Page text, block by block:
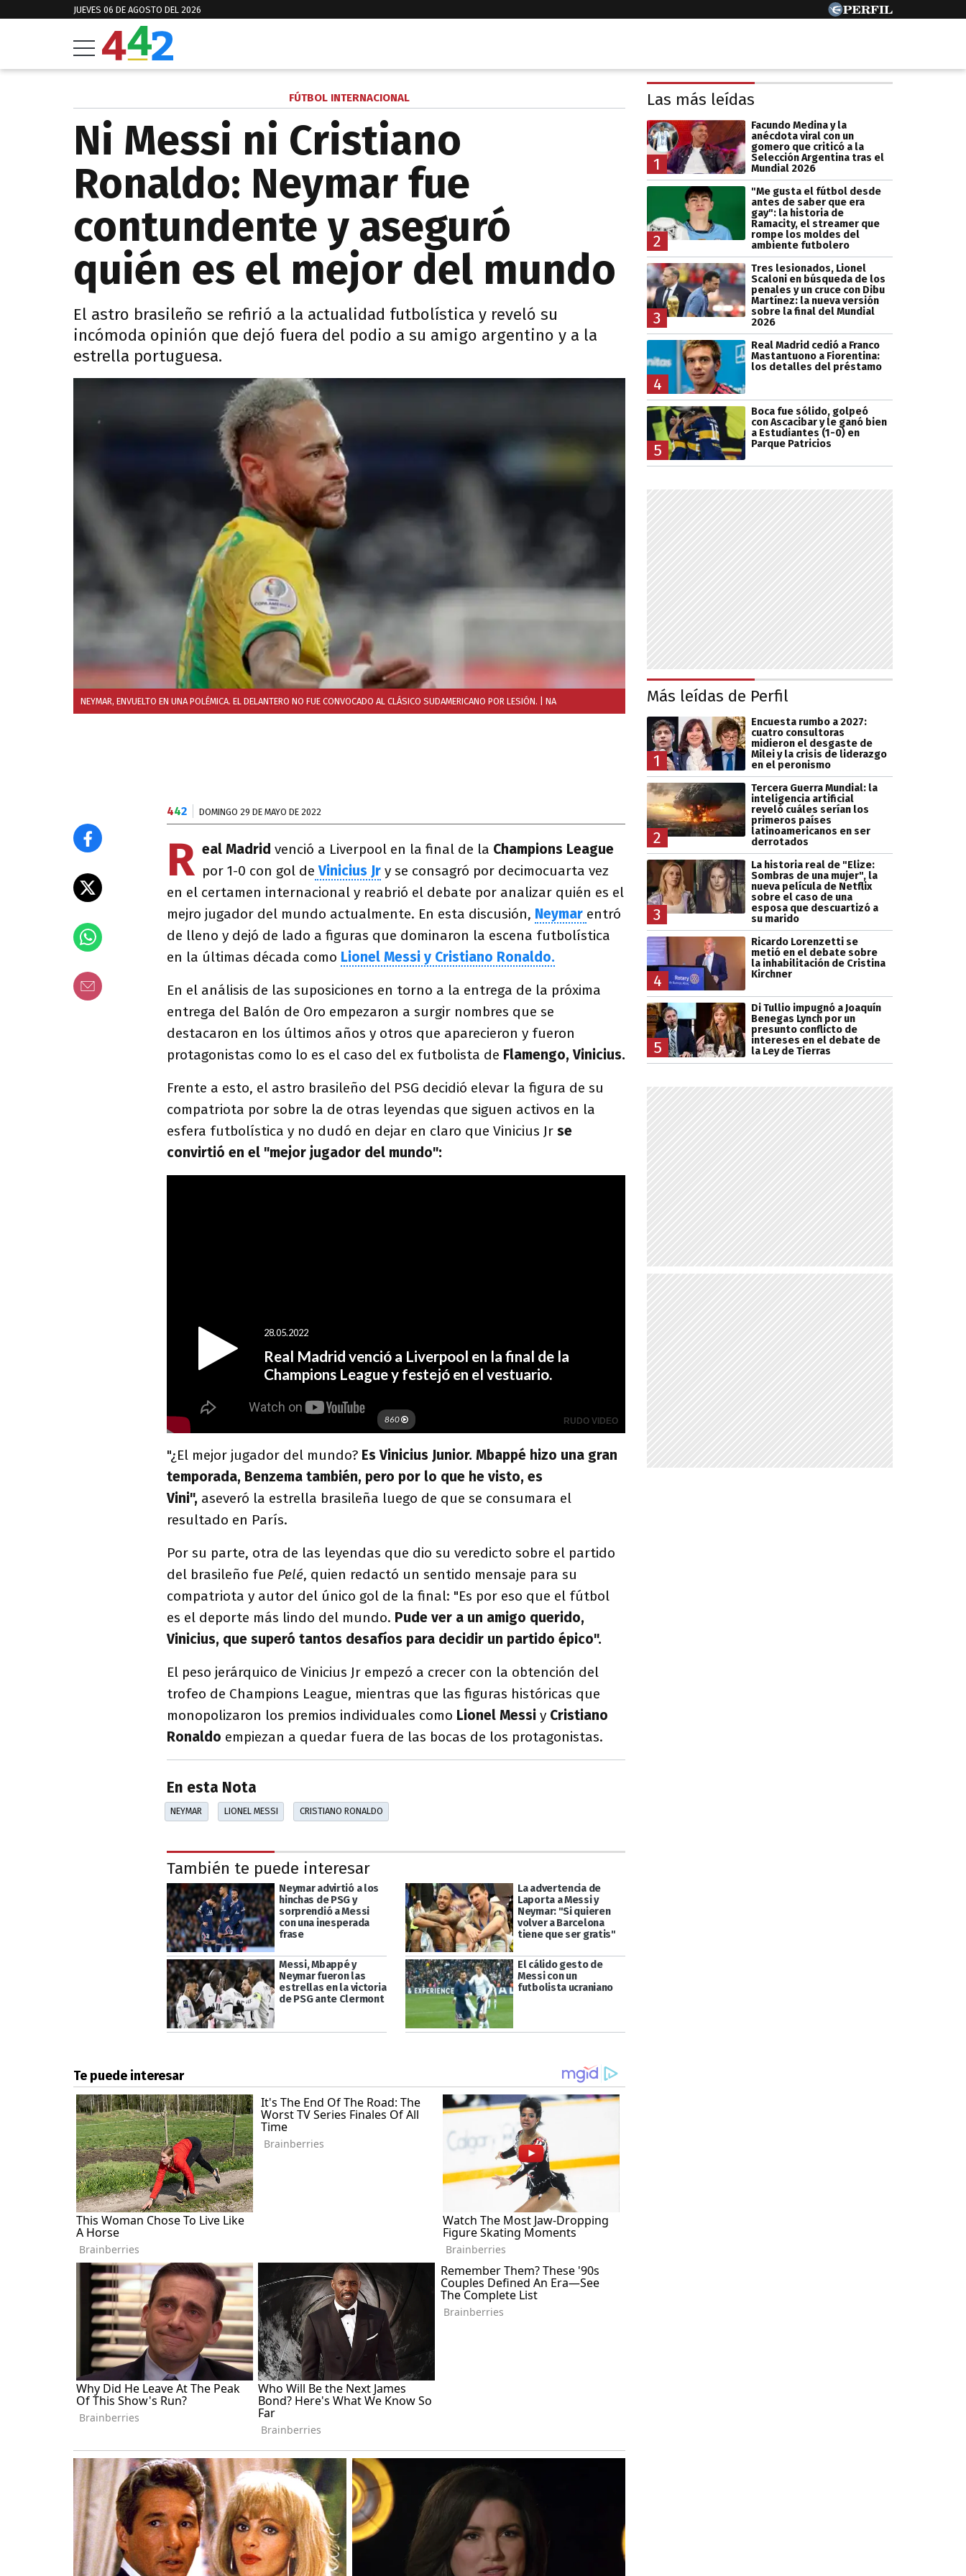
JUEVES 06 DE AGOSTO DEL 2026
FÚTBOL INTERNACIONAL
Ni Messi ni Cristiano
Ronaldo: Neymar fue
contundente y aseguró
quién es el mejor del mundo
El astro brasileño se refirió a la actualidad futbolística y reveló su
incómoda opinión que dejó fuera del podio a su amigo argentino y a la
estrella portuguesa.
NEYMAR, ENVUELTO EN UNA POLÉMICA. EL DELANTERO NO FUE CONVOCADO AL CLÁSICO SUDAMERICANO POR LESIÓN. | NA
442 DOMINGO 29 DE MAYO DE 2022
R eal Madrid venció a Liverpool en la final de la Champions League
por 1-0 con gol de Vinicius Jr y se consagró por decimocuarta vez
en el certamen internacional y reabrió el debate por analizar quién es el
mejro jugador del mundo actualmente. En esta discusión, Neymar entró
de lleno y dejó de lado a figuras que dominaron la escena futbolística
en la últimas década como Lionel Messi y Cristiano Ronaldo.
En el análisis de las suposiciones en torno a la entrega de la próxima
entrega del Balón de Oro empezaron a surgir nombres que se
destacaron en los últimos años y otros que aparecieron y fueron
protagonistas como lo es el caso del ex futbolista de Flamengo, Vinicius.
Frente a esto, el astro brasileño del PSG decidió elevar la figura de su
compatriota por sobre la de otras leyendas que siguen activos en la
esfera futbolística y no dudó en dejar en claro que Vinicius Jr se
convirtió en el "mejor jugador del mundo":
"¿El mejor jugador del mundo? Es Vinicius Junior. Mbappé hizo una gran
temporada, Benzema también, pero por lo que he visto, es
Vini", aseveró la estrella brasileña luego de que se consumara el
resultado en París.
Por su parte, otra de las leyendas que dio su veredicto sobre el partido
del brasileño fue Pelé, quien redactó un sentido mensaje para su
compatriota y autor del único gol de la final: "Es por eso que el fútbol
es el deporte más lindo del mundo. Pude ver a un amigo querido,
Vinicius, que superó tantos desafíos para decidir un partido épico".
El peso jerárquico de Vinicius Jr empezó a crecer con la obtención del
trofeo de Champions League, mientras que las figuras históricas que
monopolizaron los premios individuales como Lionel Messi y Cristiano
Ronaldo empiezan a quedar fuera de las bocas de los protagonistas.
En esta Nota
NEYMAR LIONEL MESSI CRISTIANO RONALDO
También te puede interesar
Neymar advirtió a los
hinchas de PSG y
sorprendió a Messi
con una inesperada
frase
La advertencia de
Laporta a Messi y
Neymar: "Si quieren
volver a Barcelona
tiene que ser gratis"
Messi, Mbappé y
Neymar fueron las
estrellas en la victoria
de PSG ante Clermont
El cálido gesto de
Messi con un
futbolista ucraniano
Las más leídas
1
Facundo Medina y la
anécdota viral con un
gomero que criticó a la
Selección Argentina tras el
Mundial 2026
2
"Me gusta el fútbol desde
antes de saber que era
gay": la historia de
Ramacity, el streamer que
rompe los moldes del
ambiente futbolero
3
Tres lesionados, Lionel
Scaloni en búsqueda de los
penales y un cruce con Dibu
Martínez: la nueva versión
sobre la final del Mundial
2026
4
Real Madrid cedió a Franco
Mastantuono a Fiorentina:
los detalles del préstamo
5
Boca fue sólido, golpeó
con Ascacibar y le ganó bien
a Estudiantes (1-0) en
Parque Patricios
Más leídas de Perfil
1
Encuesta rumbo a 2027:
cuatro consultoras
midieron el desgaste de
Milei y la crisis de liderazgo
en el peronismo
2
Tercera Guerra Mundial: la
inteligencia artificial
reveló cuáles serían los
primeros países
latinoamericanos en ser
derrotados
3
La historia real de "Elize:
Sombras de una mujer", la
nueva película de Netflix
sobre el caso de una
esposa que descuartizó a
su marido
4
Ricardo Lorenzetti se
metió en el debate sobre
la inhabilitación de Cristina
Kirchner
5
Di Tullio impugnó a Joaquín
Benegas Lynch por un
presunto conflicto de
intereses en el debate de
la Ley de Tierras